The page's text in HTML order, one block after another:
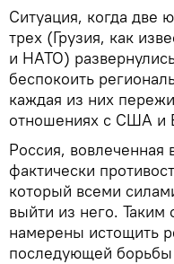
Ситуация, когда две
трех (Грузия, как
и НАТО)
беспокоить
каждая из них
отношениях с США и
Россия, вовлеченная
фактически
который всеми
выйти из него.
намерены истощить
последующей